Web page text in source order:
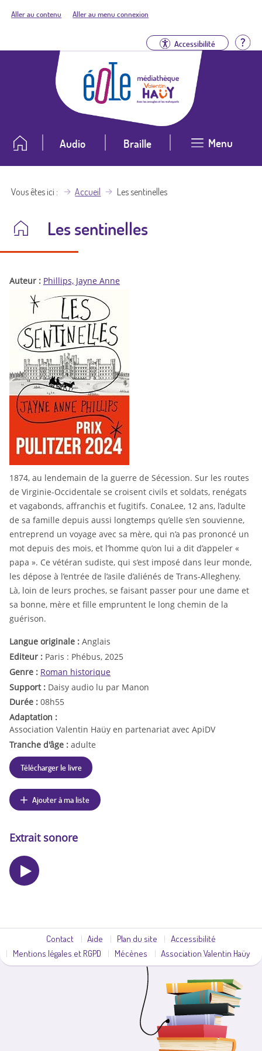
Aller au contenu Aller au menu connexion
Accessibilité
Audio Braille Menu
Vous êtes ici Accueil Les sentinelles
Les sentinelles
Auteur : Phillips, Jayne Anne
1874, au lendemain de la guerre de Sécession. Sur les routes
de Virginie-Occidentale se croisent civils et soldats, renégats
et vagabonds, affranchis et fugitifs. ConaLee, 12 ans, l’adulte
de sa famille depuis aussi longtemps qu’elle s’en souvienne,
entreprend un voyage avec sa mère, qui n’a pas prononcé un
mot depuis des mois, et l’homme qu’on lui a dit d’appeler «
papa ». Ce vétéran sudiste, qui s’est imposé dans leur monde,
les dépose à l’entrée de l’asile d’aliénés de Trans-Allegheny.
Là, loin de leurs proches, se faisant passer pour une dame et
sa bonne, mère et fille empruntent le long chemin de la
guérison.
Langue originale : Anglais
Editeur : Paris : Phébus, 2025
Genre : Roman historique
Support : Daisy audio lu par Manon
Durée : 08h55
Adaptation :
Association Valentin Haüy en partenariat avec ApiDV
Tranche d'âge : adulte
Télécharger le livre
Ajouter à ma liste
Extrait sonore
Contact Aide Plan du site
Accessibilité
Mentions légales et RGPD
Mécènes Association Valentin Haüy